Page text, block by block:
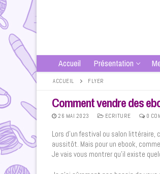
Accueil Présentation
ACCUEIL FLYER
Comment vendre des
26 MAI 2023 ECRITURE 0
Lors d’un festival ou salon littéraire,
aussitôt. Mais pour un ebook,
Je vais vous montrer qu’il existe